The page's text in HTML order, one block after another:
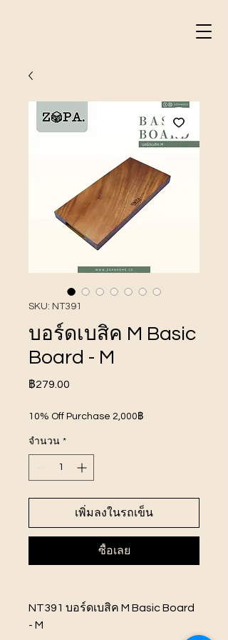
SKU: NT391
บอร์ดเบสิค M Basic
Board - M
฿279.00
10% Off Purchase 2,000฿
จำนวน *
เพิ่มลงในรถเข็น
ซื้อเลย
NT391 บอร์ดเบสิค M Basic Board
- M